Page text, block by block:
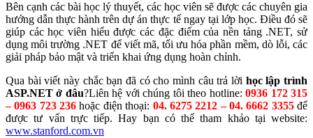
Bên cạnh các bài học lý thuyết, các học viên sẽ được các chuyên gia
hướng dẫn thực hành trên dự án thực tế ngay tại lớp học. Điều đó sẽ
giúp các học viên hiểu được các đặc điểm của nền tảng .NET, sử
dụng môi trường .NET để viết mã, tối ưu hóa phần mềm, dò lỗi, các
giải pháp bảo mật và triển khai ứng dụng hoàn chỉnh.
Qua bài viết này chắc bạn đã có cho mình câu trả lời học lập trình
ASP.NET ở đâu?Liên hệ với chúng tôi theo hotline:0936 172 315
– 0963 723 236 hoặc điện thoại: 04. 6275 2212 – 04. 6662 3355 để
được tư vấn trực tiếp. Hay bạn có thể tham khảo tại website:
www.stanford.com.vn